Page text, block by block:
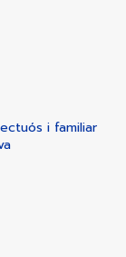
i familiar